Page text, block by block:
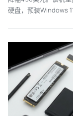
硬盘，预装Windows